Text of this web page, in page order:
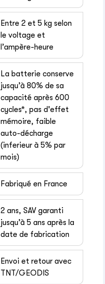
Entre 2 et 5 kg selon
le voltage et
l’ampère-heure
La batterie conserve
jusqu’à 80% de sa
capacité après 600
cycles*, pas d'effet
mémoire, faible
auto-décharge
(inferieur à 5% par
mois)
Fabriqué en France
2 ans, SAV garanti
jusqu’à 5 ans après la
date de fabrication
Envoi et retour avec
TNT/GEODIS